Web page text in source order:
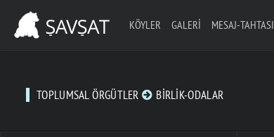
KÖYLER GALERI MESAJ-TAHTASI
TOPLUMSAL ÖRGÜTLER BIRLIK-ODALAR